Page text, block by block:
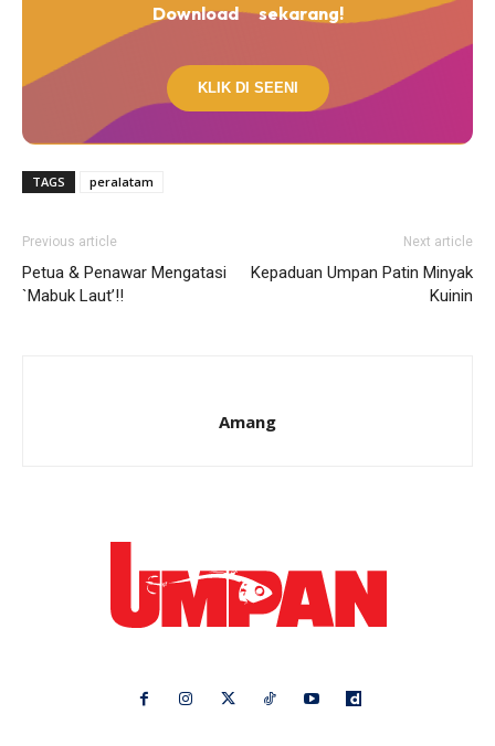
Download
sekarang!
KLIK DI SEENI
TAGS peralatam
Previous article
Petua & Penawar Mengatasi
`Mabuk Laut’!!
Next article
Kepaduan Umpan Patin Minyak
Kuinin
Amang